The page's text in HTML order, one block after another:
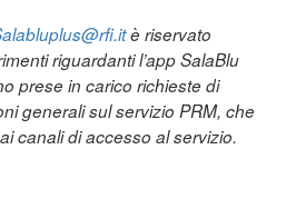
è riservato
riguardanti l’app SalaBlu
prese in carico richieste di
generali sul servizio PRM, che
canali di accesso al servizio.